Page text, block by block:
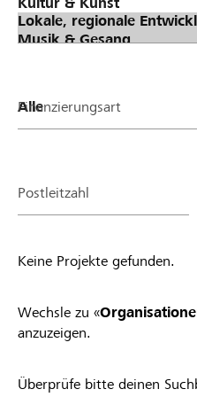
zu stimmen. Phase 3: Verteilung Lokalbonus
(Spendentopf von Raiffeisen) an
hat, desto höher fällt der
von Raiffeisen aus. Alle
lokalhelden.ch aktivierst,
wird lokal umgesetzt
allgemeinen Richtlinien
"Bankregion" siehst du
Organisation aktiv
von deiner
Finanzierungsart
Postleitzahl
Keine Projekte gefunden.
Wechsle zu «
anzuzeigen.
Überprüfe bitte deinen